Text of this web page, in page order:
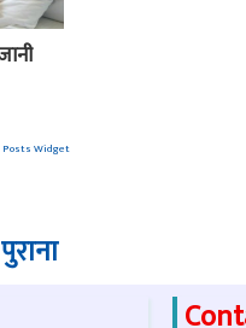
Posts Widget
पुराना